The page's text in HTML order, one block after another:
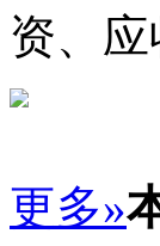
资、
更多»